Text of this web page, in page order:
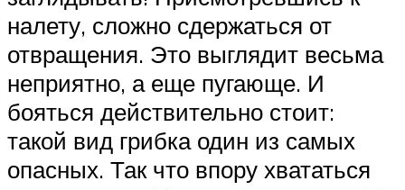
налету, сложно сдержаться от
отвращения. Это выглядит весьма
неприятно, а еще пугающе. И
бояться действительно стоит:
такой вид грибка один из самых
опасных. Так что впору хвататься